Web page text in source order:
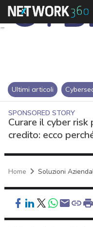
Ultimi articoli
SPONSORED STORY
Curare il cyber risk
credito: ecco
Home Soluzioni